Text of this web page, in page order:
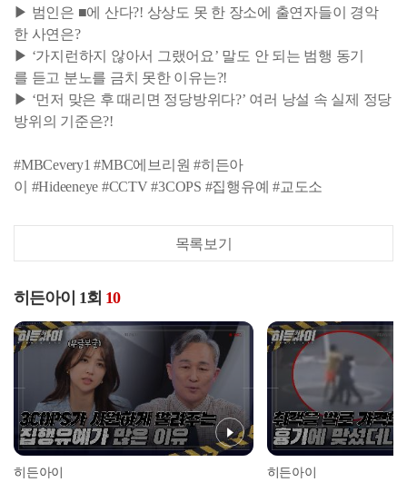
▶ 범인은 ■에 산다?! 상상도 못 한 장소에 출연자들이 경악
한 사연은?
▶ ‘가지런하지 않아서 그랬어요’ 말도 안 되는 범행 동기
를 듣고 분노를 금치 못한 이유는?!
▶ ‘먼저 맞은 후 때리면 정당방위다?’ 여러 낭설 속 실제 정당
방위의 기준은?!
#MBCevery1 #MBC에브리원 #히든아
이 #Hideeneye #CCTV #3COPS #집행유예 #교도소
목록보기
히든아이 1회 10
히든아이 히든아이